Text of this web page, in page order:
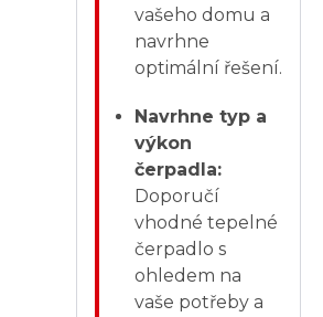
vašeho domu a
navrhne
optimální řešení.
Navrhne typ a
výkon
čerpadla:
Doporučí
vhodné tepelné
čerpadlo s
ohledem na
vaše potřeby a